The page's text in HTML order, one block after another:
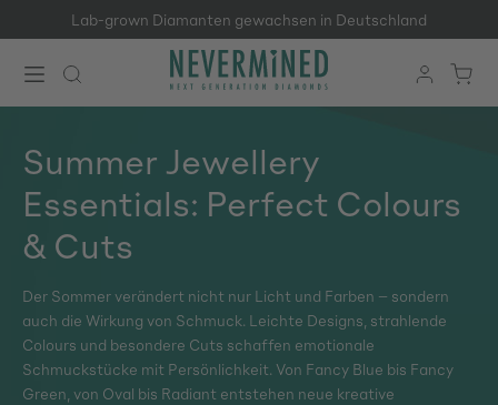
Zum Hauptinhalt springen
Lab-grown Diamanten gewachsen in Deutschland
Summer Jewellery
Essentials: Perfect Colours
& Cuts
Der Sommer verändert nicht nur Licht und Farben – sondern
auch die Wirkung von Schmuck. Leichte Designs, strahlende
Colours und besondere Cuts schaffen emotionale
Schmuckstücke mit Persönlichkeit. Von Fancy Blue bis Fancy
Green, von Oval bis Radiant entstehen neue kreative